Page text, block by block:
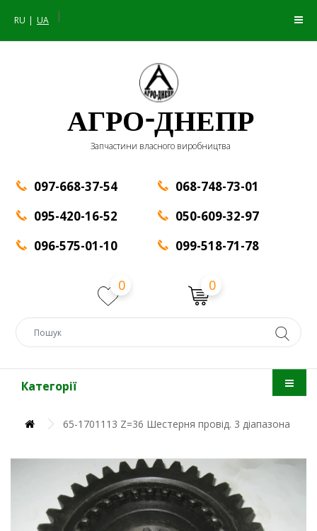
RU UA |
АГРО-ДНЕПР
Запчастини власного виробництва
097-668-37-54
095-420-16-52
096-575-01-10
068-748-73-01
050-609-32-97
099-518-71-78
0 0
Категорії
65-1701113 Z=36 Шестерня провід. 3 діапазона